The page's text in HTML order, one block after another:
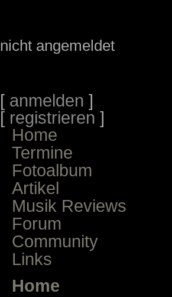
nicht angemeldet
[ anmelden ]
[ registrieren ]
Home
Termine
Fotoalbum
Artikel
Musik Reviews
Forum
Community
Links
Home